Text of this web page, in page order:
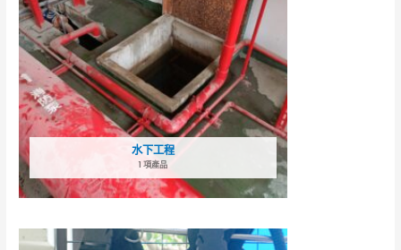
水下工程
1 項產品